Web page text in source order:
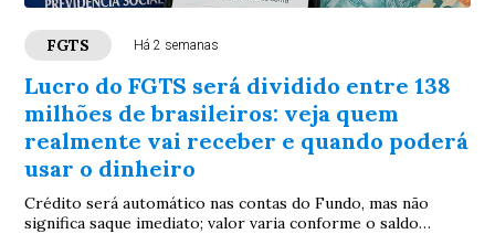
FGTS Há 2 semanas
Lucro do FGTS será dividido entre 138
milhões de brasileiros: veja quem
realmente vai receber e quando poderá
usar o dinheiro
Crédito será automático nas contas do Fundo, mas não
significa saque imediato; valor varia conforme o saldo